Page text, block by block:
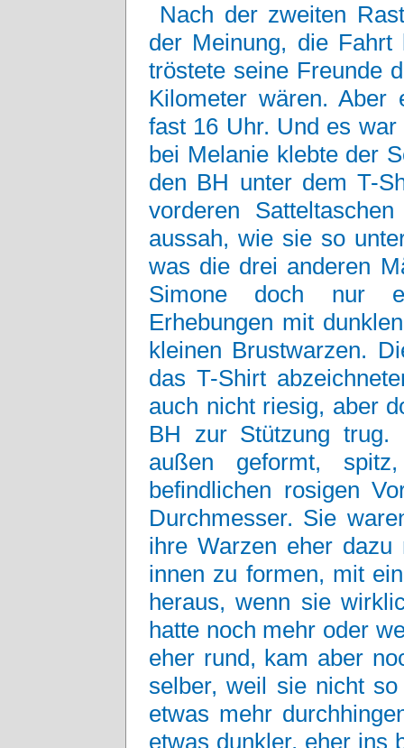
Nach der zweiten
der Meinung, die
tröstete seine Freunde
Kilometer wären.
fast 16 Uhr. Und es
bei Melanie klebte der
den BH unter dem T-
vorderen
aussah, wie sie so
was die drei anderen
Simone doch nur
Erhebungen mit
kleinen Brustwarzen.
das T-Shirt
auch nicht riesig, aber
BH zur Stützung trug.
außen geformt,
befindlichen rosigen
Durchmesser. Sie
ihre Warzen eher
innen zu formen, mit
heraus, wenn sie
hatte noch mehr oder
eher rund, kam aber
selber, weil sie nicht
etwas mehr
etwas dunkler, eher ins